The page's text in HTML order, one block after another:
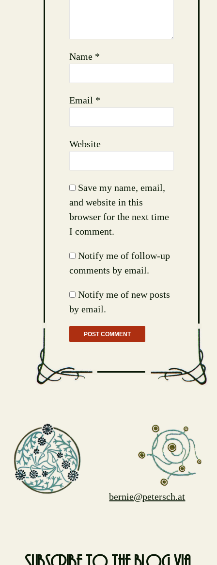
Name *
Email *
Website
Save my name, email,
and website in this
browser for the next time
I comment.
Notify me of follow-up
comments by email.
Notify me of new posts
by email.
bernie@petersch.at